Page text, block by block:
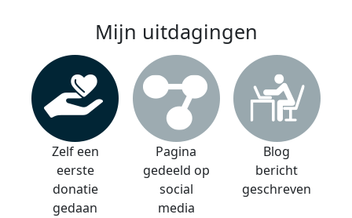
Mijn uitdagingen
Zelf een
eerste
donatie
gedaan
Pagina
gedeeld op
social
media
Blog
bericht
geschreven